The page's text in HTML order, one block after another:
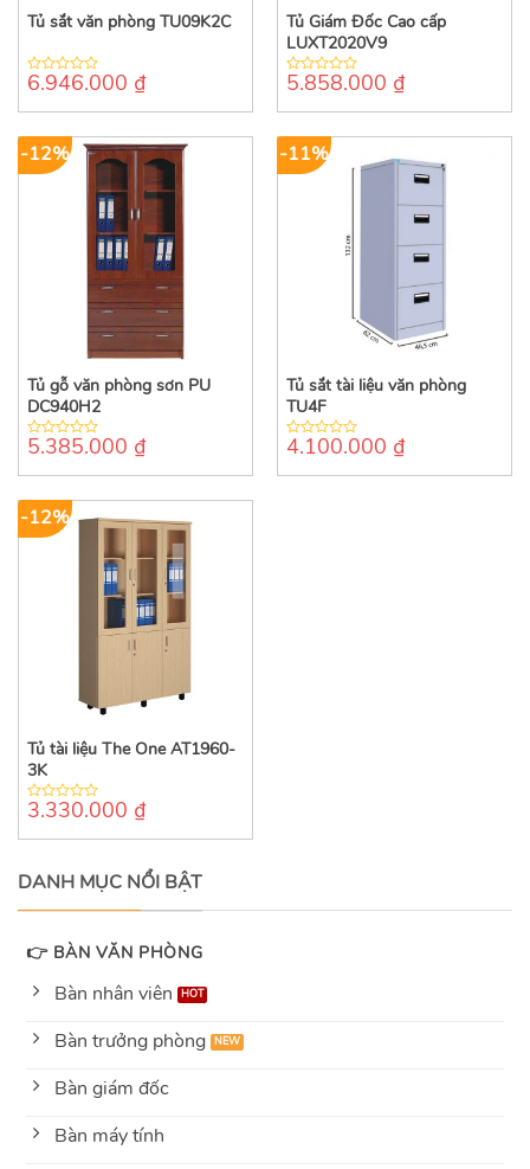
Tủ sắt văn phòng TU09K2C
0
of
6.946.000 ₫
Tủ Giám Đốc Cao cấp
LUXT2020V9
0
of
5.858.000 ₫
-12%
Tủ gỗ văn phòng sơn PU
DC940H2
0
of
5.385.000 ₫
-11%
Tủ sắt tài liệu văn phòng
TU4F
0
of
4.100.000 ₫
-12%
Tủ tài liệu The One AT1960-
3K
0
of
3.330.000 ₫
DANH MỤC NỔI BẬT
👉 BÀN VĂN PHÒNG
Bàn nhân viên
Bàn trưởng phòng
Bàn giám đốc
Bàn máy tính